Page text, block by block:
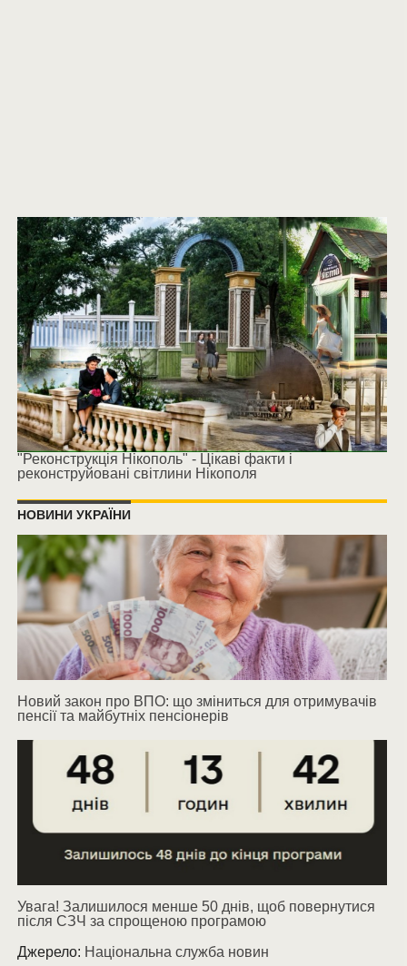
"Реконструкція Нікополь" - Цікаві факти і
реконструйовані світлини Нікополя
НОВИНИ УКРАЇНИ
Новий закон про ВПО: що зміниться для отримувачів
пенсії та майбутніх пенсіонерів
Увага! Залишилося менше 50 днів, щоб повернутися
після СЗЧ за спрощеною програмою
Джерело: Національна служба новин